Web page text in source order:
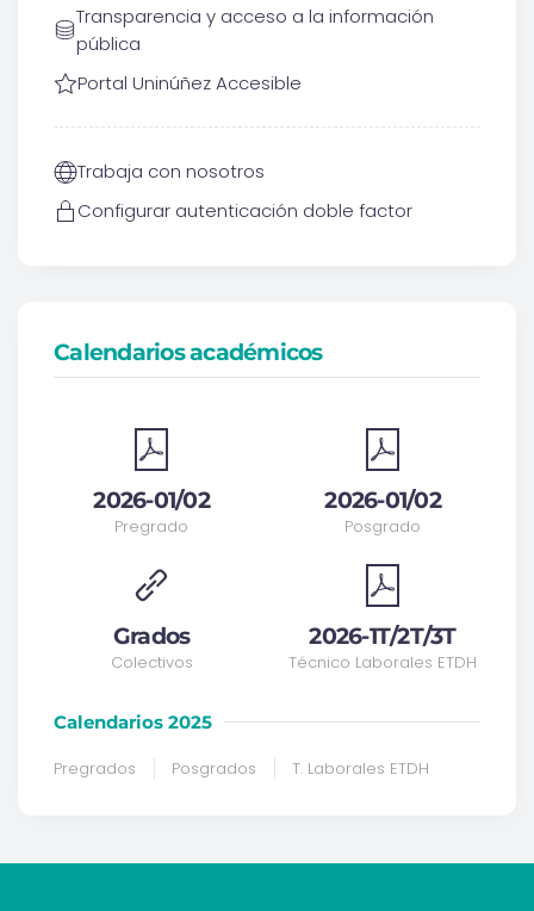
Transparencia y acceso a la información
pública
Portal Uninúñez Accesible
Trabaja con nosotros
Configurar autenticación doble factor
Calendarios académicos
2026-01/02
Pregrado
Grados
Colectivos
2026-01/02
Posgrado
2026-1T/2T/3T
Técnico Laborales ETDH
Calendarios 2025
Pregrados Posgrados T. Laborales ETDH